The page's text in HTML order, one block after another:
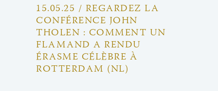
15.05.25 / REGARDEZ LA
CONFÉRENCE JOHN
THOLEN : COMMENT UN
FLAMAND A RENDU
ÉRASME CÉLÈBRE À
ROTTERDAM (NL)